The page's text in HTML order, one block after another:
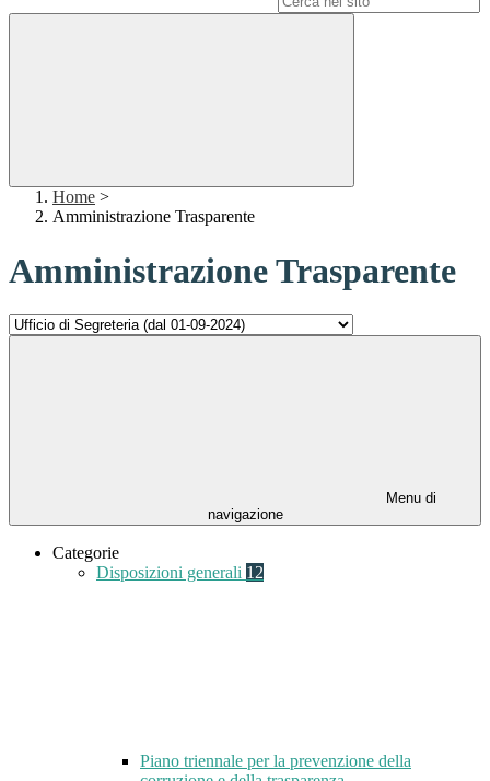
Home >
Amministrazione Trasparente
Amministrazione Trasparente
Menu di
navigazione
Categorie
Disposizioni generali 12
Piano triennale per la prevenzione della